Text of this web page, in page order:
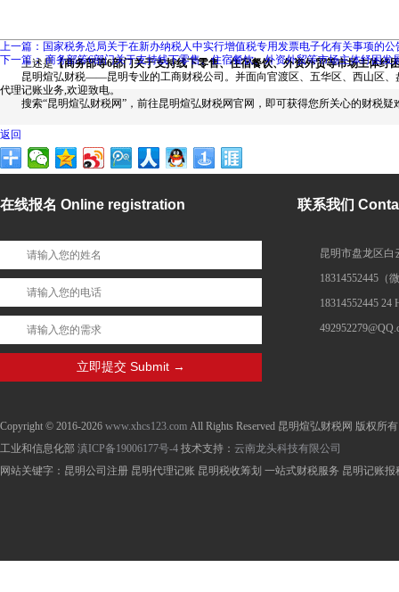
上述是【商务部等6部门关于支持线下零售、住宿餐饮、外资外贸等市场主体纾
昆明煊弘财税——昆明专业的工商财税公司。并面向官渡区、五华区、西山区、
代理记账业务,欢迎致电。
搜索“昆明煊弘财税网”，前往昆明煊弘财税网官网，即可获得您所关心的财税疑
返回
上一篇：国家税务总局关于在新办纳税人中实行增值税专用发票电子化有关事项的公
下一篇： 商务部等6部门关于支持线下零售、住宿餐饮、外资外贸等市场主体纾困发
在线报名 Online registration 联系我们
昆明市盘龙区白
18314552445（
18314552445 24
Copyright © 2016-2026 www.xhcs123.com All Rights Reserved 昆明煊弘财税网 版权所有
工业和信息化部 滇ICP备19006177号-4 技术支持： 云南龙头科技有限公司
网站关键字：昆明公司注册 昆明代理记账 昆明税收筹划 一站式财税服务 昆明记账